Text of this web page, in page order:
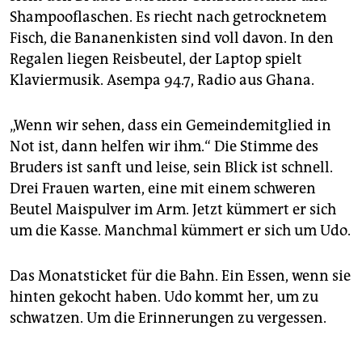
Shampooflaschen. Es riecht nach getrocknetem
Fisch, die Bananenkisten sind voll davon. In den
Regalen liegen Reisbeutel, der Laptop spielt
Klaviermusik. Asempa 94.7, Radio aus Ghana.
„Wenn wir sehen, dass ein Gemeindemitglied in
Not ist, dann helfen wir ihm.“ Die Stimme des
Bruders ist sanft und leise, sein Blick ist schnell.
Drei Frauen warten, eine mit einem schweren
Beutel Maispulver im Arm. Jetzt kümmert er sich
um die Kasse. Manchmal kümmert er sich um Udo.
Das Monatsticket für die Bahn. Ein Essen, wenn sie
hinten gekocht haben. Udo kommt her, um zu
schwatzen. Um die Erinnerungen zu vergessen.